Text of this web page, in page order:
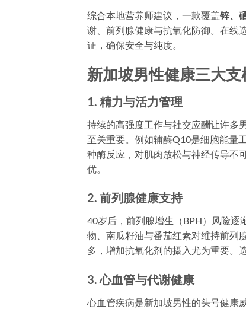
综合本地营养师建议，一款覆盖锌、
谢、前列腺健康与抗氧化防御。在线
证，确保安全与纯度。
新加坡男性健康三大
1. 精力与活力管理
持续的高强度工作与社交应酬让许多
至关重要。例如辅酶Q10是细胞能量
种酶反应，对肌肉放松与神经传导不
优。
2. 前列腺健康支持
40岁后，前列腺增生（BPH）风险逐
物、南瓜籽油与番茄红素对维持前列
多，增加抗氧化剂的摄入尤为重要。
3. 心血管与代谢健康
心血管疾病是新加坡男性的头号健康